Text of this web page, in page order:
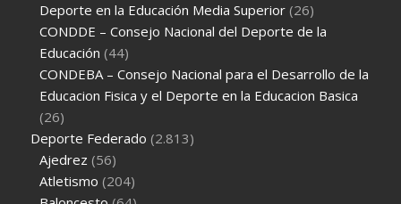
Deporte en la Educación Media Superior (26)
CONDDE – Consejo Nacional del Deporte de la
Educación (44)
CONDEBA – Consejo Nacional para el Desarrollo de la
Educacion Fisica y el Deporte en la Educacion Basica
(26)
Deporte Federado (2.813)
Ajedrez (56)
Atletismo (204)